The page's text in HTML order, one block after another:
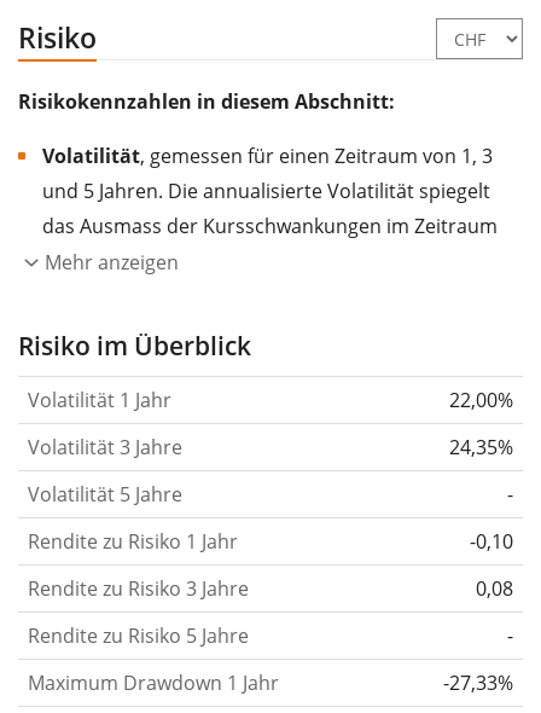
Risiko
Risikokennzahlen in diesem Abschnitt:
Volatilität, gemessen für einen Zeitraum von 1, 3
und 5 Jahren. Die annualisierte Volatilität spiegelt
das Ausmass der Kursschwankungen im Zeitraum
eines Jahres wider.
Aktie, des ETF, usw.) in der Vergangenheit
gelten im Allgemeinen als risikoreicher. Wir
berechnen die Volatilität auf Basis der Daten der
letzten 1, 3 und 5 Jahre, damit du sehen kannst, ob
die Kursschwankungen im Laufe der Zeit stärker
oder schwächer wurden. Weitere Informationen
findest du in unserem Artikel:
Risikomass.
Rendite pro Risikofür Zeiträume von 1, 3 und 5
Jahren. Diese Kennzahl ist definiert als die
Mehr anzeigen
Risiko im Überblick
Volatilität 1 Jahr
22,00%
Volatilität 3 Jahre
24,35%
Volatilität 5 Jahre
-
Rendite zu Risiko 1 Jahr
-0,10
Rendite zu Risiko 3 Jahre
0,08
Rendite zu Risiko 5 Jahre
-
Maximum Drawdown 1 Jahr
-27,33%